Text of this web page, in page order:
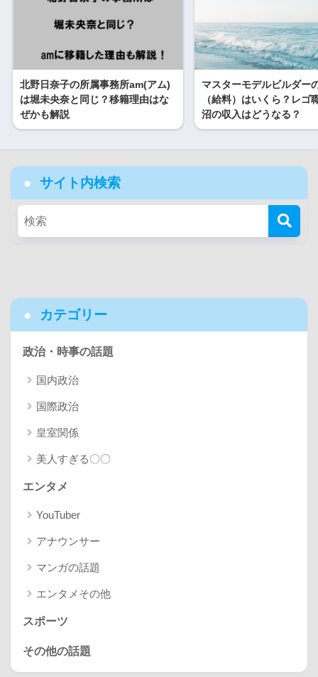
北野日奈子の所属事務所am(アム)
は堀未央奈と同じ？移籍理由はな
ぜかも解説
マスターモデルビルダー
（給料）はいくら？レゴ
沼の収入はどうなる？
サイト内検索
カテゴリー
政治・時事の話題
国内政治
国際政治
皇室関係
美人すぎる〇〇
エンタメ
YouTuber
アナウンサー
マンガの話題
エンタメその他
スポーツ
その他の話題